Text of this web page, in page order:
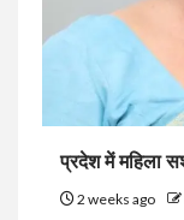
प्रदेश में महिला
2 weeks ago